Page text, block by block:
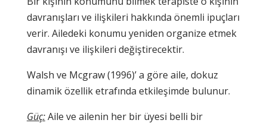
davranışları ve ilişkileri hakkında önemli ipuçları
verir. Ailedeki konumu yeniden organize etmek
davranışı ve ilişkileri değiştirecektir.
Walsh ve Mcgraw (1996)’ a göre aile, dokuz
dinamik özellik etrafında etkileşimde bulunur.
Güç:Aile ve ailenin her bir üyesi belli bir